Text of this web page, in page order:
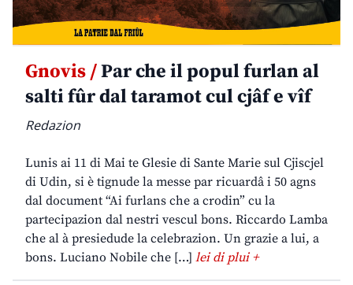
Gnovis /Par che il popul furlan al
salti fûr dal taramot cul cjâf e vîf
Redazion
Lunis ai 11 di Mai te Glesie di Sante Marie sul Cjiscjel
di Udin, si è tignude la messe par ricuardâ i 50 agns
dal document “Ai furlans che a crodin” cu la
partecipazion dal nestri vescul bons. Riccardo Lamba
che al à presiedude la celebrazion. Un grazie a lui, a
bons. Luciano Nobile che […] lei di plui +